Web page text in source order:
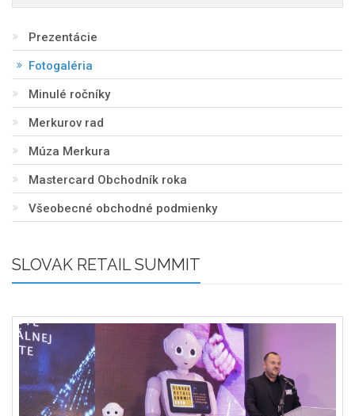
Prezentácie
Fotogaléria
Minulé ročníky
Merkurov rad
Múza Merkura
Mastercard Obchodník roka
Všeobecné obchodné podmienky
SLOVAK RETAIL SUMMIT